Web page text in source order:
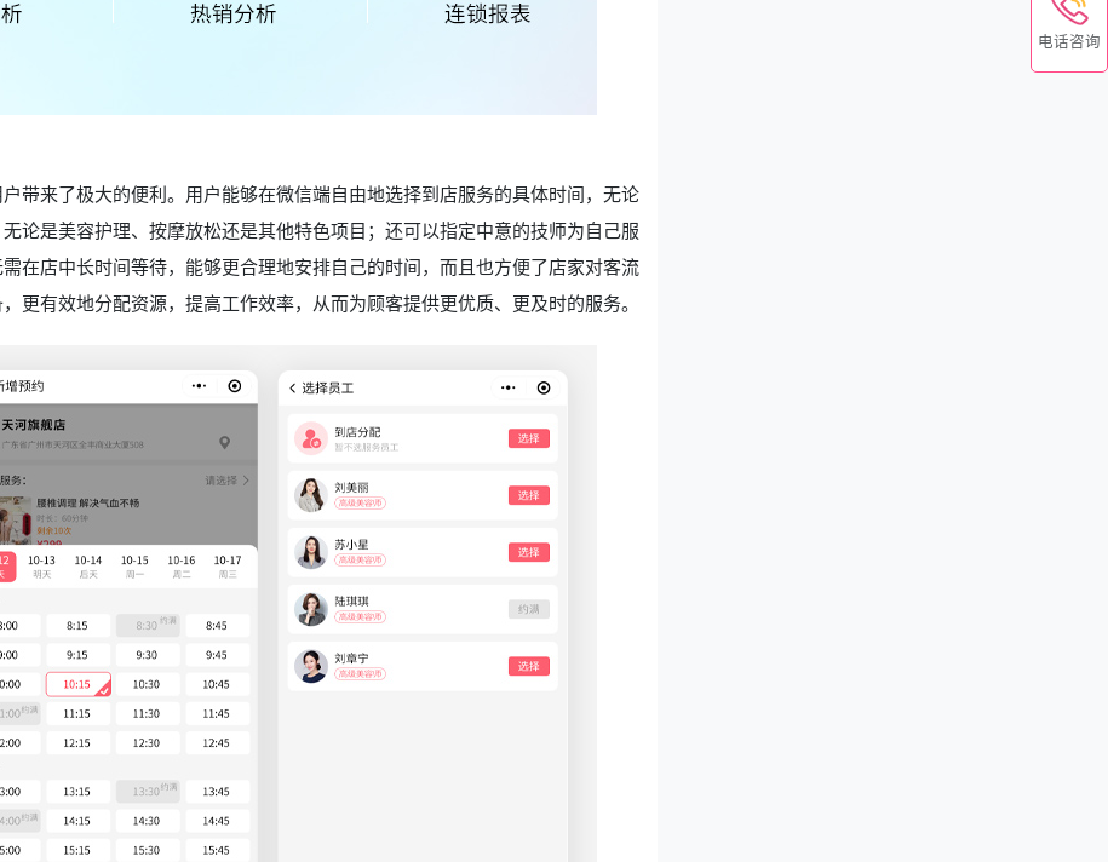
带来了极大的便利。用户能够在微信端自由地选择到店服务的具体时间，无论
论是美容护理、按摩放松还是其他特色项目；还可以指定中意的技师为自己服
在店中长时间等待，能够更合理地安排自己的时间，而且也方便了店家对客流
更有效地分配资源，提高工作效率，从而为顾客提供更优质、更及时的服务。
电话咨询